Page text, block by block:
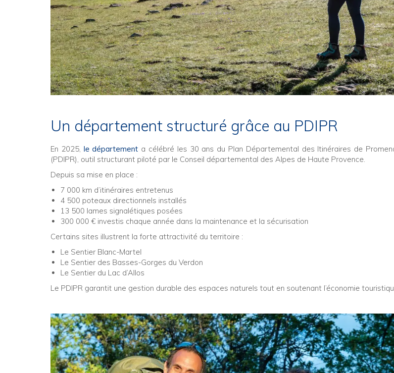
Un département structuré grâce au PDIPR
En 2025, le département a célébré les 30 ans du Plan Départemental des Itinéraires de
(PDIPR), outil structurant piloté par le Conseil départemental des Alpes de Haute Provence.
Depuis sa mise en place :
7 000 km d’itinéraires entretenus
4 500 poteaux directionnels installés
13 500 lames signalétiques posées
300 000 € investis chaque année dans la maintenance et la sécurisation
Certains sites illustrent la forte attractivité du territoire :
Le Sentier Blanc-Martel
Le Sentier des Basses-Gorges du Verdon
Le Sentier du Lac d’Allos
Le PDIPR garantit une gestion durable des espaces naturels tout en soutenant l’économie